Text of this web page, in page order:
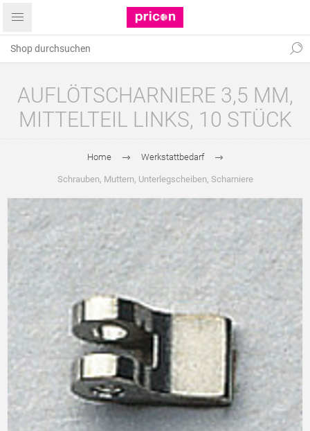
AUFLÖTSCHARNIERE 3,5 MM,
MITTELTEIL LINKS, 10 STÜCK
Home Werkstattbedarf
Schrauben, Muttern, Unterlegscheiben, Scharniere